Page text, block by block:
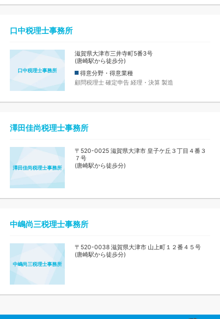
口中税理士事務所
口中税理士事務所
滋賀県大津市三井寺町5番3号
(唐崎駅から徒歩分)
得意分野・得意業種
顧問税理士 確定申告 経理・決算 製造
澤田佳尚税理士事務所
澤田佳尚税理士事務所
〒520-0025 滋賀県大津市 皇子ケ丘３丁目４番３
７号
(唐崎駅から徒歩分)
中嶋尚三税理士事務所
中嶋尚三税理士事務所
〒520-0038 滋賀県大津市 山上町１２番４５号
(唐崎駅から徒歩分)